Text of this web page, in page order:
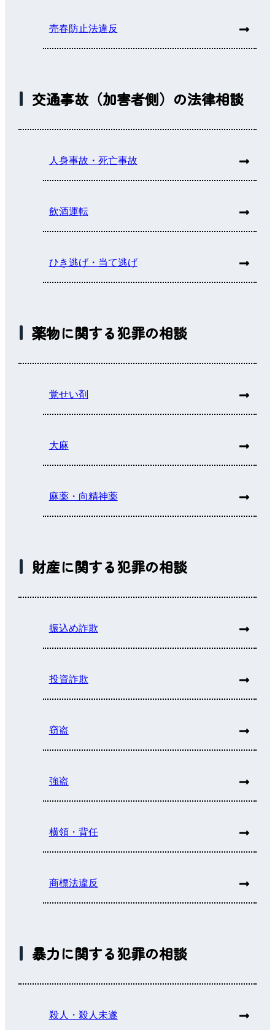
売春防止法違反
交通事故（加害者側）の法律相談
人身事故・死亡事故
飲酒運転
ひき逃げ・当て逃げ
薬物に関する犯罪の相談
覚せい剤
大麻
麻薬・向精神薬
財産に関する犯罪の相談
振込め詐欺
投資詐欺
窃盗
強盗
横領・背任
商標法違反
暴力に関する犯罪の相談
殺人・殺人未遂